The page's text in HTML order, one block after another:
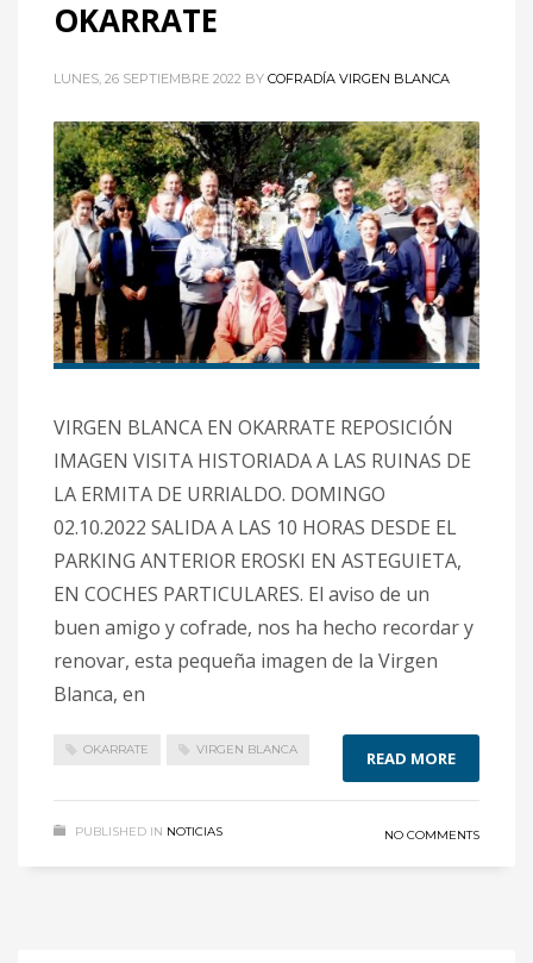
OKARRATE
LUNES, 26 SEPTIEMBRE 2022 BY COFRADÍA VIRGEN BLANCA
VIRGEN BLANCA EN OKARRATE REPOSICIÓN
IMAGEN VISITA HISTORIADA A LAS RUINAS DE
LA ERMITA DE URRIALDO. DOMINGO
02.10.2022 SALIDA A LAS 10 HORAS DESDE EL
PARKING ANTERIOR EROSKI EN ASTEGUIETA,
EN COCHES PARTICULARES. El aviso de un
buen amigo y cofrade, nos ha hecho recordar y
renovar, esta pequeña imagen de la Virgen
Blanca, en
OKARRATE VIRGEN BLANCA READ MORE
PUBLISHED IN NOTICIAS NO COMMENTS